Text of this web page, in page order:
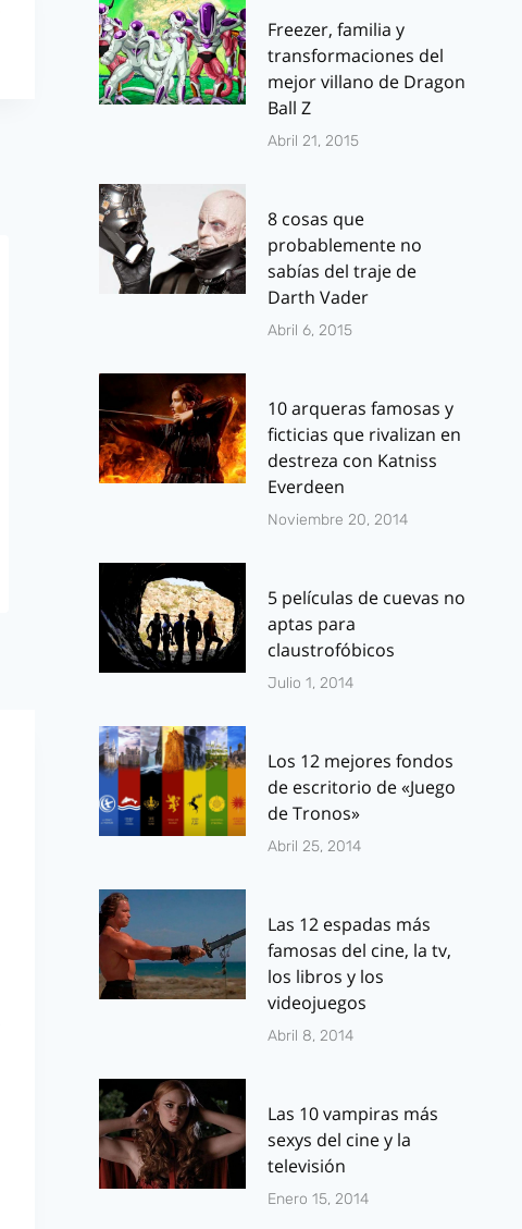
Concurso: 1ª
Tyrannosaurus
Books
PorJ.J. González Haro
mayo 15, 2012
Segunda
PorJ.J. González
marzo 26, 2011
Freezer, familia y
transformaciones del
mejor villano de Dragon
Ball Z
Abril 21, 2015
8 cosas que
probablemente no
sabías del traje de
Darth Vader
Abril 6, 2015
10 arqueras famosas y
ficticias que rivalizan en
destreza con Katniss
Everdeen
Noviembre 20, 2014
5 películas de cuevas no
aptas para
claustrofóbicos
Julio 1, 2014
Los 12 mejores fondos
de escritorio de «Juego
de Tronos»
Abril 25, 2014
Las 12 espadas más
famosas del cine, la tv,
los libros y los
videojuegos
Abril 8, 2014
Las 10 vampiras más
sexys del cine y la
televisión
Enero 15, 2014